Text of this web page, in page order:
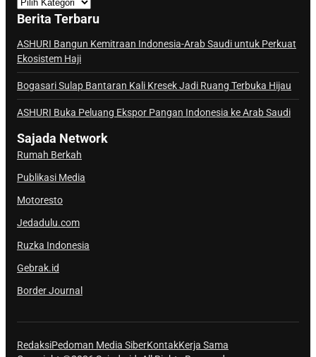
a
n
a
l
j
d
a
Berita Terbaru
ASHURI Bangun Kemitraan Indonesia-Arab Saudi untuk Perkuat
Ekosistem Haji
Bogasari Sulap Bantaran Kali Kresek Jadi Ruang Terbuka Hijau
ASHURI Buka Peluang Ekspor Pangan Indonesia ke Arab Saudi
Sajada Network
Rumah Berkah
Publikasi Media
Motoresto
Jedadulu.com
Ruzka Indonesia
Gebrak.id
Border Journal
RedaksiPedoman Media SiberKontakKerja Sama